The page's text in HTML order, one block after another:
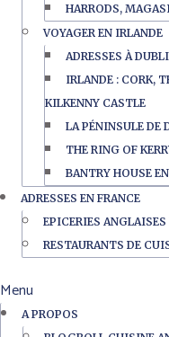
HARRODS,
VOYAGER EN IRLANDE
ADRESSES À
IRLANDE : CORK,
KILKENNY CASTLE
LA PÉNINSULE DE
THE RING OF
BANTRY HOUSE
ADRESSES EN FRANCE
EPICERIES
RESTAURANTS DE
Menu
A PROPOS